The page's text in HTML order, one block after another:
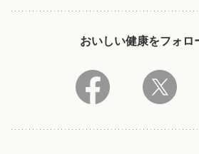
おいしい健康をフォロ